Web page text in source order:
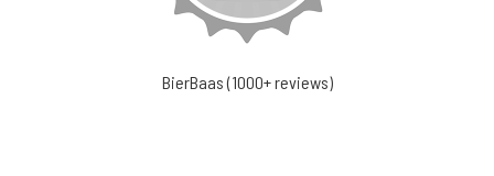
BierBaas (1000+ reviews)